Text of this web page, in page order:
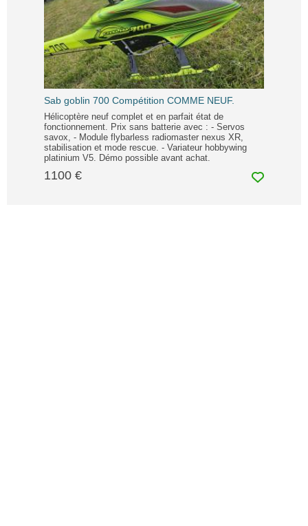
Sab goblin 700 Compétition COMME NEUF.
Hélicoptère neuf complet et en parfait état de
fonctionnement. Prix sans batterie avec : - Servos
savox, - Module flybarless radiomaster nexus XR,
stabilisation et mode rescue. - Variateur hobbywing
platinium V5. Démo possible avant achat.
1100 €